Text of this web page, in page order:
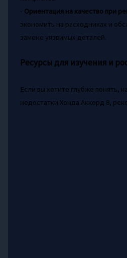
- Ориентация на качество при
экономить на расходниках и
замене уязвимых деталей.
Ресурсы для изучения и
Если вы хотите глубже понять,
недостатки Хонда Аккорд 8,